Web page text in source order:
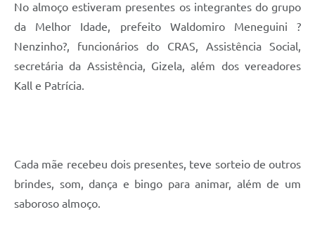
No almoço estiveram presentes os integrantes do grupo
da Melhor Idade, prefeito Waldomiro Meneguini ?
Nenzinho?, funcionários do CRAS, Assistência Social,
secretária da Assistência, Gizela, além dos vereadores
Kall e Patrícia.
Cada mãe recebeu dois presentes, teve sorteio de outros
brindes, som, dança e bingo para animar, além de um
saboroso almoço.